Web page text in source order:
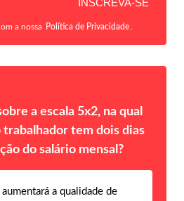
a nossa Política de Privacidade
a escala 5x2, na qual
trabalhador tem dois dias
do salário mensal?
a qualidade de